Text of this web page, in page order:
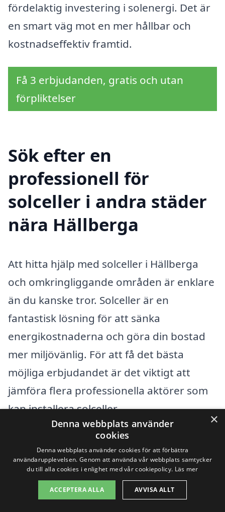
fördelaktig investering i solenergi. Det är
en smart väg mot en mer hållbar och
kostnadseffektiv framtid.
Få 3 erbjudanden, gratis och utan
förpliktelser
Sök efter en
professionell för
solceller i andra städer
nära Hällberga
Att hitta hjälp med solceller i Hällberga
och omkringliggande områden är enklare
än du kanske tror. Solceller är en
fantastisk lösning för att sänka
energikostnaderna och göra din bostad
mer miljövänlig. För att få det bästa
möjliga erbjudandet är det viktigt att
jämföra flera professionella aktörer som
kan installera solceller.
Det finns flera städer nära Hällberga där
du kan hitta företag som erbjuder
installation av solceller. Här är några av de
mest relevanta städerna att överväga:
×
Denna webbplats använder
cookies
Denna webbplats använder cookies för att förbättra
användarupplevelsen. Genom att använda vår webbplats samtycker
du till alla cookies i enlighet med vår cookiepolicy. Läs mer
ACCEPTERA ALLA AVVISA ALLT